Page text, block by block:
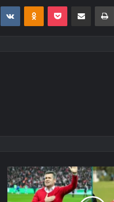
VKontakteOdnoklassniki
Pocket E-Posta ile paylaş